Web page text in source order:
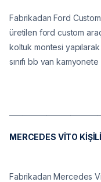
Fabrikadan Ford Custom
üretilen ford custom
koltuk montesi
sınıfı bb van kamyonete
MERCEDES VİTO
Fabrikadan Mercedes